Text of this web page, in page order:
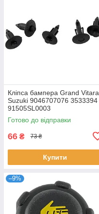
Кліпса бампера Grand Vitara
Suzuki 9046707076 3533394
91505SL0003
Готово до відправки
66 ₴ 73 ₴
Купити
–9%